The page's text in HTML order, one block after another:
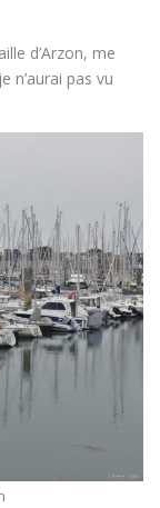
d’Arzon, me
n’aurai pas vu